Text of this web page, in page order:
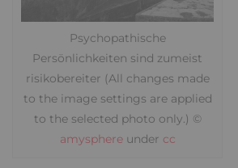
Psychopathische
Persönlichkeiten sind zumeist
risikobereiter (All changes made
to the image settings are applied
to the selected photo only.) ©
amysphereunder cc